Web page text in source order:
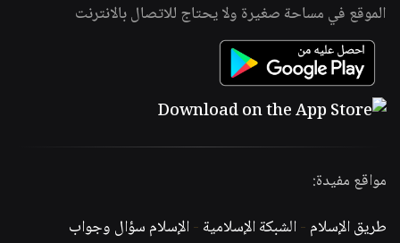
الموقع في مساحة صغيرة ولا يحتاج للاتصال بالانترنت
مواقع مفيدة:
طريق الإسلام -الشبكة الإسلامية -الإسلام سؤال وجواب